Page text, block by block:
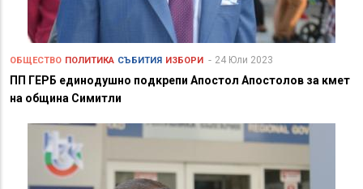
ОБЩЕСТВО ПОЛИТИКА СЪБИТИЯ ИЗБОРИ 24 Юли 2023
ПП ГЕРБ единодушно подкрепи Апостол Апостолов за кмет
на община Симитли